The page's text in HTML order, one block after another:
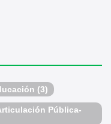
(3)
Pública-